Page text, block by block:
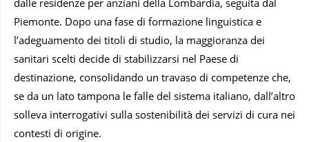
Piemonte. Dopo una fase di formazione linguistica e
l’adeguamento dei titoli di studio, la maggioranza dei
sanitari scelti decide di stabilizzarsi nel Paese di
destinazione, consolidando un travaso di competenze che,
se da un lato tampona le falle del sistema italiano, dall’altro
solleva interrogativi sulla sostenibilità dei servizi di cura nei
contesti di origine.